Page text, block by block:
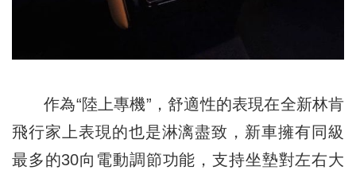
作為“陸上專機”，舒適性的表現在全新林肯
飛行家上表現的也是淋漓盡致，新車擁有同級
最多的30向電動調節功能，支持坐墊對左右大